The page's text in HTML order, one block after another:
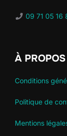
09 71 05 16
À
Conditions
Politique de
Mentions